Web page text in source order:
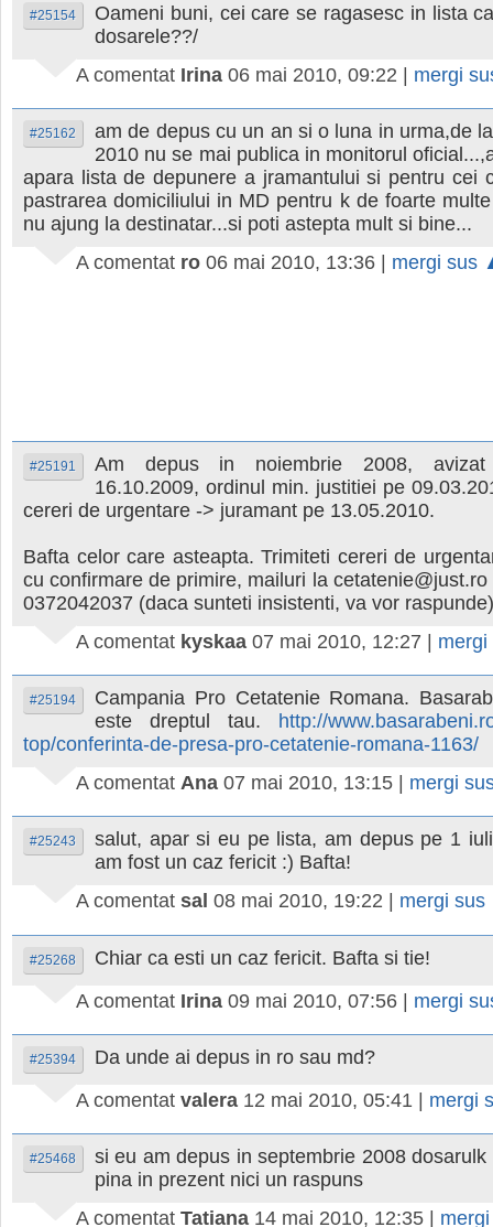
#25154
Oameni buni, cei care se ragasesc in lista
dosarele??/
A comentat Irina 06 mai 2010, 09:22 | mergi
#25162
am de depus cu un an si o luna in urma,de
2010 nu se mai publica in monitorul
apara lista de depunere a jramantului si pentru cei
pastrarea domiciliului in MD pentru k de foarte
nu ajung la destinatar...si poti astepta mult si bine...
A comentat ro 06 mai 2010, 13:36 | mergi sus
#25191
Am depus in noiembrie 2008,
16.10.2009, ordinul min. justitiei pe
cereri de urgentare -> juramant pe 13.05.2010.
Bafta celor care asteapta. Trimiteti cereri de
cu confirmare de primire, mailuri la
0372042037 (daca sunteti insistenti, va vor
A comentat kyskaa 07 mai 2010, 12:27 |
#25194
Campania Pro Cetatenie Romana.
este dreptul tau. http://
top/conferinta-de-presa-pro-cetatenie-romana-1163/
A comentat Ana 07 mai 2010, 13:15 | mergi
#25243
salut, apar si eu pe lista, am depus pe 1
am fost un caz fericit :) Bafta!
A comentat sal 08 mai 2010, 19:22 mergi
#25268
Chiar ca esti un caz fericit. Bafta si tie!
A comentat Irina 09 mai 2010, 07:56 | mergi
#25394
Da unde ai depus in ro sau md?
A comentat valera 12 mai 2010, 05:41 | mergi
#25468
si eu am depus in septembrie 2008 dosarulk
pina in prezent nici un raspuns
A comentat Tatiana 14 mai 2010, 12:35